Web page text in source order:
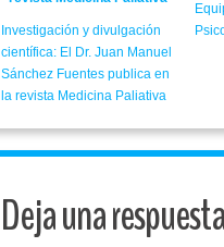
Investigación y divulgación
científica: El Dr. Juan Manuel
Sánchez Fuentes publica en
la revista Medicina Paliativa
Deja una respuesta